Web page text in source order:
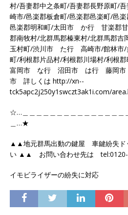
村/吾妻郡中之条町/吾妻郡長野原町/
崎市/邑楽郡板倉町/邑楽郡邑楽町/邑
邑楽郡明和町/太田市 か行 甘楽郡甘
郡南牧村/北群馬郡榛東村/北群馬郡
玉村町/渋川市 た行 高崎市/館林市/
町/利根郡片品村/利根郡川場村/利根
富岡市 な行 沼田市 は行 藤岡市
市 詳しくは http://xn--
tck5apc2j250y1swczt3ak1i.com/
☆…＿＿＿＿＿＿＿＿＿＿＿＿＿＿＿
＿…★
▲▲地元群馬出動の鍵屋 車鍵紛失ド
い ▲▲ お問い合わせ先は tel:0120-
イモビライザーの紛失に対応